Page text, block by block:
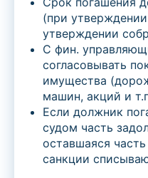
(при
утверждении
С фин.
согласовывать
имущества
машин, акций и
Если должник
судом часть
оставшаяся
санкции